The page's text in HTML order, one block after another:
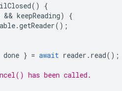
()
{
&& keepReading)
{
.getReader();
done } = await reader . read();
has been called.